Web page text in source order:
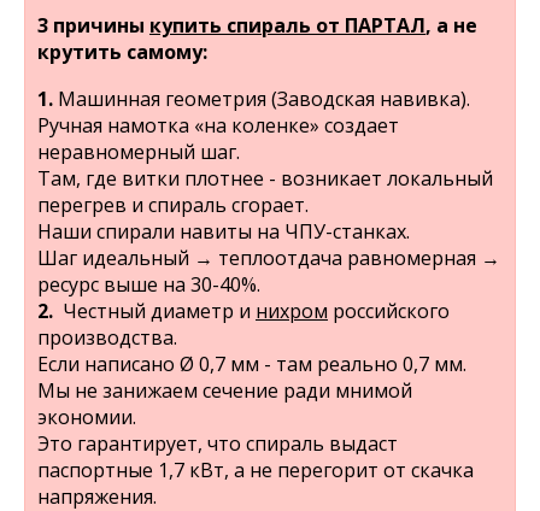
3 причины купить спираль от ПАРТАЛ, а не
крутить самому:
1. Машинная геометрия (Заводская навивка).
Ручная намотка «на коленке» создает
неравномерный шаг.
Там, где витки плотнее - возникает локальный
перегрев и спираль сгорает.
Наши спирали навиты на ЧПУ-станках.
Шаг идеальный → теплоотдача равномерная →
ресурс выше на 30-40%.
2. Честный диаметр и нихром российского
производства.
Если написано Ø 0,7 мм - там реально 0,7 мм.
Мы не занижаем сечение ради мнимой
экономии.
Это гарантирует, что спираль выдаст
паспортные 1,7 кВт, а не перегорит от скачка
напряжения.